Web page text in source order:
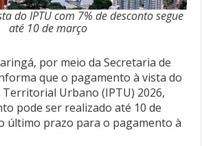
do IPTU com 7% de desconto segue
até 10 de março
por meio da Secretaria de
que o pagamento à vista do
Urbano (IPTU) 2026,
pode ser realizado até 10 de
último prazo para o pagamento à